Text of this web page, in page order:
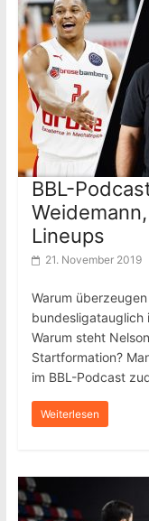
BBL-
Lineups
21. November 2019
Warum
bundesligatauglich
Warum steht
Startformation?
im BBL-Podcast
Weiterlesen